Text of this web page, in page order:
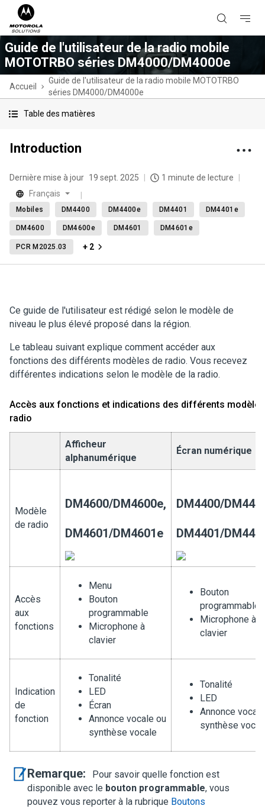
Guide de l'utilisateur de la radio mobile
MOTOTRBO séries DM4000/DM4000e
Accueil
Guide de l'utilisateur de la radio mobile MOTOTRBO
séries DM4000/DM4000e
Table des matières
Introduction
Dernière mise à jour 19 sept. 2025
1 minute de lecture
Français
Mobiles DM4400 DM4400e DM4401 DM4401e
DM4600 DM4600e DM4601 DM4601e
PCR M2025.03 + 2
Ce guide de l'utilisateur est rédigé selon le modèle de
niveau le plus élevé proposé dans la région.
Le tableau suivant explique comment accéder aux
fonctions des différents modèles de radio. Vous recevez
différentes indications selon le modèle de la radio.
Accès aux fonctions et indications des différents
radio
Afficheur
alphanumérique
Écran numérique
Modèle
de radio
DM4600/DM4600e,
DM4601/DM4601e
DM4400/
DM4401/
Accès
aux
fonctions
Menu
Bouton
programmable
Microphone à
clavier
Bouton
programmable
Microphone à
clavier
Indication
de
fonction
Tonalité
LED
Écran
Annonce vocale ou
synthèse vocale
Tonalité
LED
Annonce
synthèse
Remarque:
Pour savoir quelle fonction est
disponible avec le bouton programmable, vous
pouvez vous reporter à la rubrique Boutons